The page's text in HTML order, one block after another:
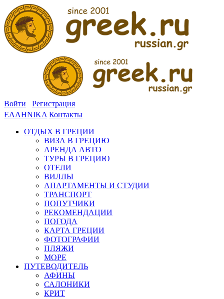
Войти
Регистрация
ΕΛΛΗΝΙΚΑ Контакты
ОТДЫХ В ГРЕЦИИ
ВИЗА В ГРЕЦИЮ
АРЕНДА АВТО
ТУРЫ В ГРЕЦИЮ
ОТЕЛИ
ВИЛЛЫ
АПАРТАМЕНТЫ И СТУДИИ
ТРАНСПОРТ
ПОПУТЧИКИ
РЕКОМЕНДАЦИИ
ПОГОДА
КАРТА ГРЕЦИИ
ФОТОГРАФИИ
ПЛЯЖИ
МОРЕ
ПУТЕВОДИТЕЛЬ
АФИНЫ
САЛОНИКИ
КРИТ